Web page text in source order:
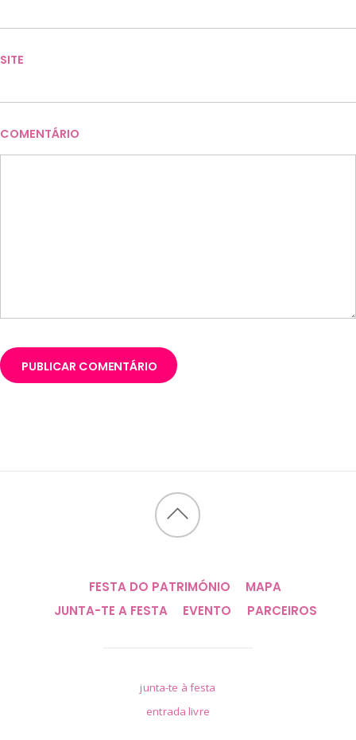
SITE
COMENTÁRIO
FESTA DO PATRIMÓNIO
MAPA
JUNTA-TE A FESTA
EVENTO PARCEIROS
junta-te à festa
entrada livre